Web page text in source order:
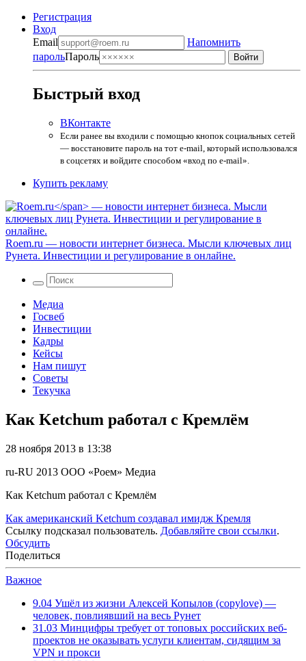
Регистрация
Вход
Email
Напомнить
парольПароль
Быстрый вход
ВКонтакте
Если ранее вы входили с помощью кнопок социальных сетей
— восстановите пароль на тот e-mail, который использовался
в соцсетях и войдите способом «вход по e-mail».
Купить рекламу
Roem.ru — новости интернет бизнеса. Мысли ключевых лиц
Рунета. Инвестиции и регулирование в онлайне.
Медиа
Госвеб
Инвестиции
Кадры
Кейсы
Нам пишут
Советы
Текучка
Как Ketchum работал с Кремлём
28 ноября 2013 в 13:38
ru-RU 2013 ООО «Роем» Медиа
Как Ketchum работал с Кремлём
Как американский Ketchum создавал имидж Кремля
Ссылку подсказал пользователь. Добавляйте свои ссылки.
Обсудить
Поделиться
Важное
9.04 Ушёл из жизни Алексей Копылов (copylove) —
человек, повлиявший на весь Рунет
31.03 Минцифры требует от топовых российских веб-
проектов не оказывать услуги клиентам, сидящим за
VPN и прокси